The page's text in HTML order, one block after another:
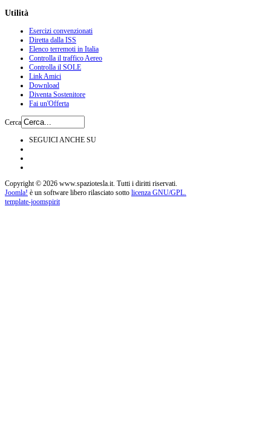
Utilità
Esercizi convenzionati
Diretta dalla ISS
Elenco terremoti in Italia
Controlla il traffico Aereo
Controlla il SOLE
Link Amici
Download
Diventa Sostenitore
Fai un'Offerta
Cerca
SEGUICI ANCHE SU
Copyright © 2026 www.spaziotesla.it. Tutti i diritti riservati.
Joomla! è un software libero rilasciato sotto licenza GNU/GPL.
template-joomspirit